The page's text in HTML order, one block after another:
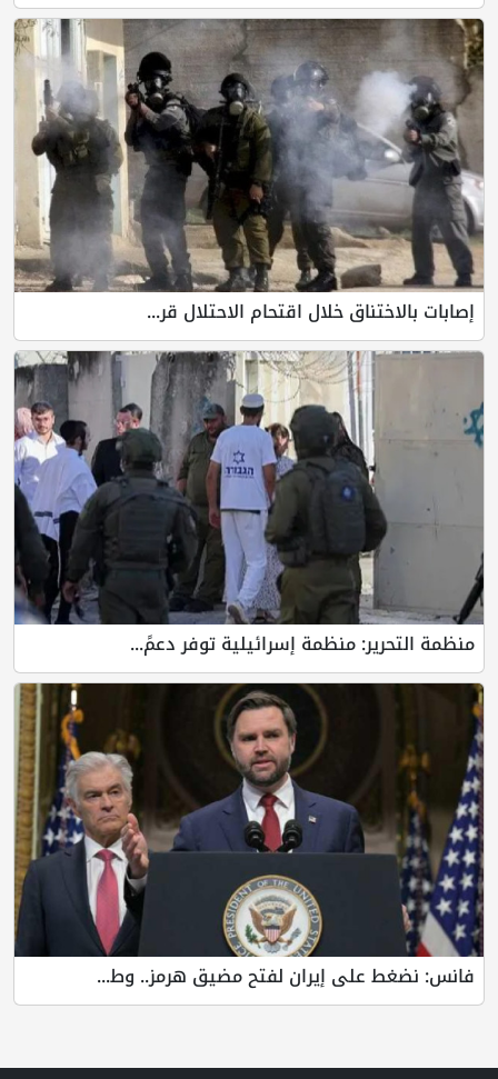
إصابات بالاختناق خلال اقتحام الاحتلال قر...
منظمة التحرير: منظمة إسرائيلية توفر دعمً...
فانس: نضغط على إيران لفتح مضيق هرمز.. وط...